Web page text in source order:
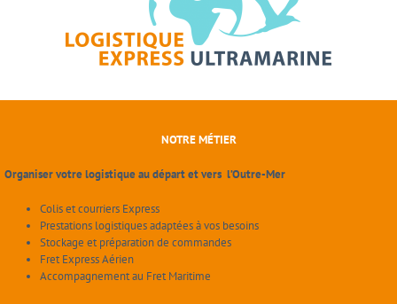
NOTRE MÉTIER
Organiser votre logistique au départ et vers l’Outre-Mer
Colis et courriers Express
Prestations logistiques adaptées à vos besoins
Stockage et préparation de commandes
Fret Express Aérien
Accompagnement au Fret Maritime